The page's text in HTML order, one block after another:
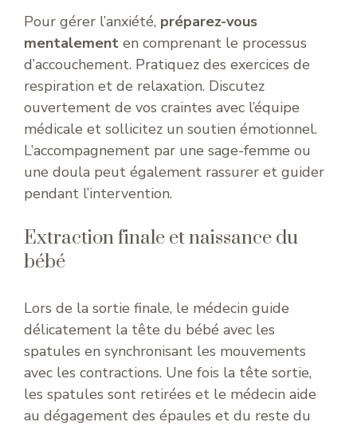
Pour gérer l’anxiété, préparez-vous
mentalement en comprenant le processus
d’accouchement. Pratiquez des exercices de
respiration et de relaxation. Discutez
ouvertement de vos craintes avec l’équipe
médicale et sollicitez un soutien émotionnel.
L’accompagnement par une sage-femme ou
une doula peut également rassurer et guider
pendant l’intervention.
Extraction finale et naissance du
bébé
Lors de la sortie finale, le médecin guide
délicatement la tête du bébé avec les
spatules en synchronisant les mouvements
avec les contractions. Une fois la tête sortie,
les spatules sont retirées et le médecin aide
au dégagement des épaules et du reste du